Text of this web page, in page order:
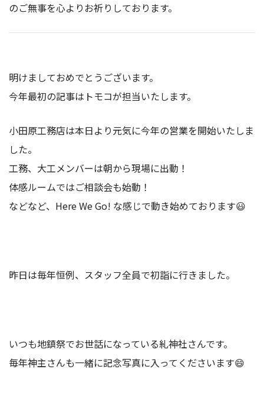
のご無事を心よりお祈りしております。
明けましておめでとうございます。
今年最初の記事はトモコが担当いたします。
小田原工務店は本日より元気に今年の営業を開始いたしま
した。
工務、大工メンバーは朝から現場に出動！
体感ルームではご相談会も始動！
などなど、Here We Go! な感じで動き始めております😃
昨日は毎年恒例、スタッフ全員で初詣に行きました。
いつも地鎮祭でお世話になっている糺神社さんです。
毎年神主さんも一緒に記念写真に入ってくださいます😄